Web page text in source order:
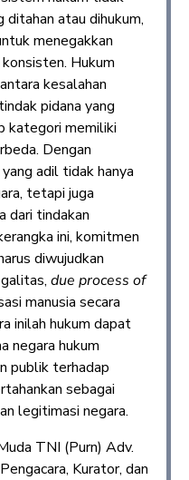
ditahan atau dihukum,
menegakkan
Hukum
kesalahan
pidana yang
kategori memiliki
Dengan
adil tidak hanya
tetapi juga
dari tindakan
ini, komitmen
diwujudkan
due process of
manusia secara
inilah hukum dapat
negara hukum
publik terhadap
sebagai
legitimasi negara.
TNI (Purn) Adv.
Kurator, dan